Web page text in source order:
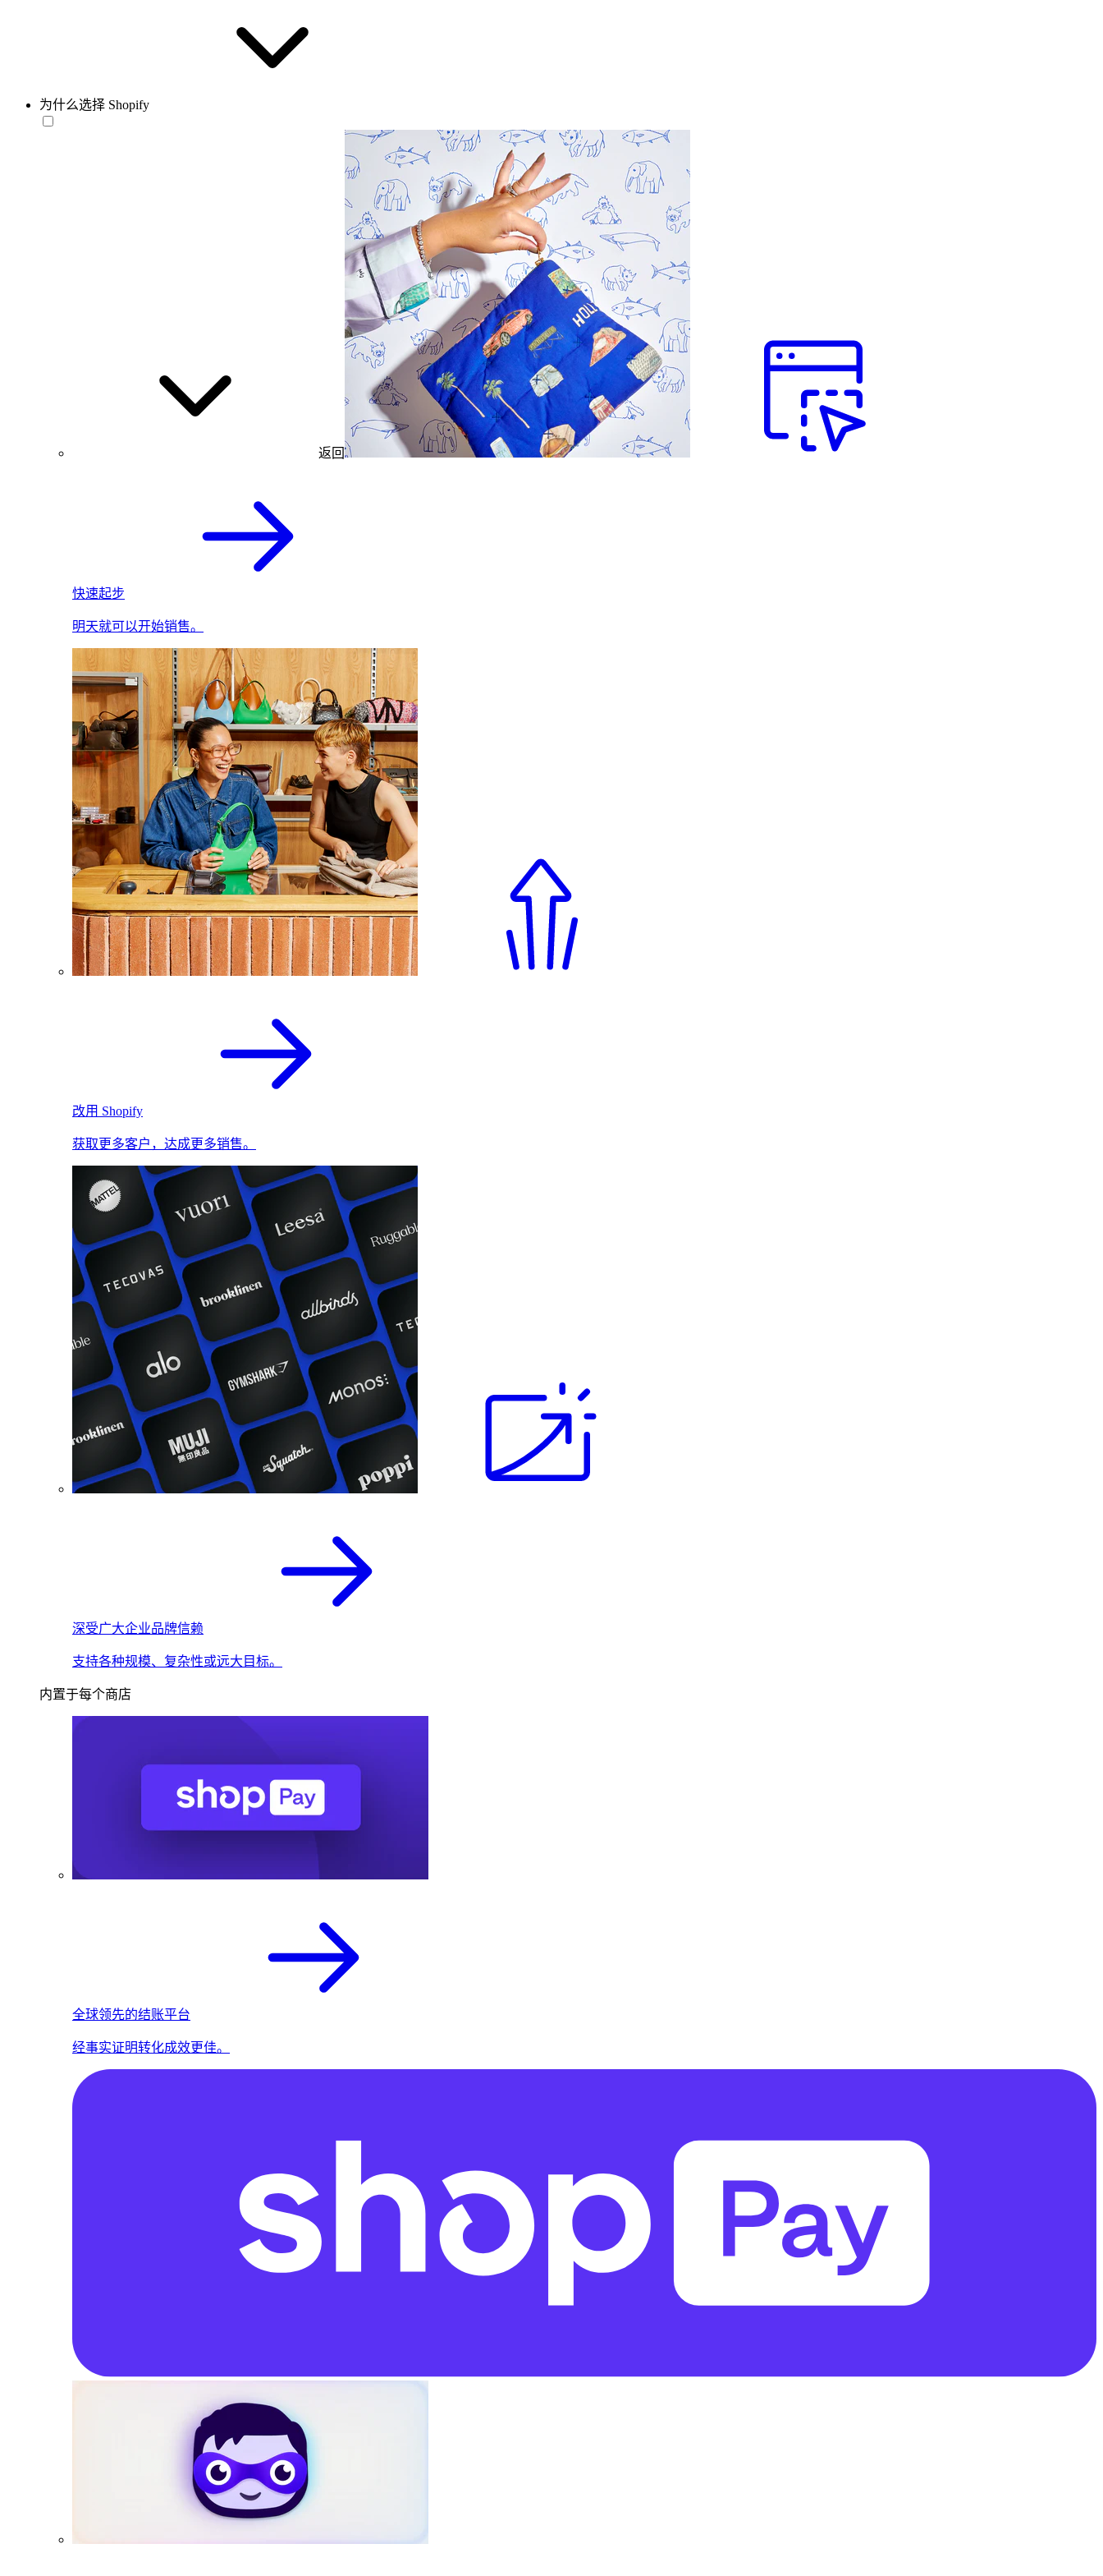
为什么选择 Shopify
返回
快速起步
明天就可以开始销售。
改用 Shopify
获取更多客户，达成更多销售。
深受广大企业品牌信赖
支持各种规模、复杂性或远大目标。
内置于每个商店
全球领先的结账平台
经事实证明转化成效更佳。